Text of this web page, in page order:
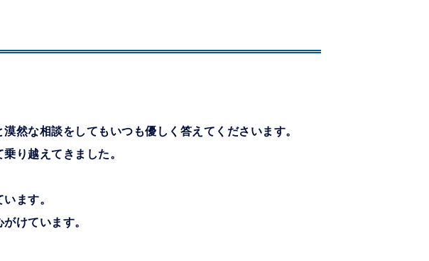
然な相談をしてもいつも優しく答えてくださいます。
り越えてきました。
ます。
けています。